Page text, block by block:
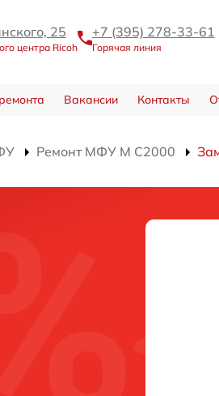
25
центра Ricoh
+7 (395) 278-33-61
Горячая линия
Вакансии Контакты
Ремонт МФУ M C2000